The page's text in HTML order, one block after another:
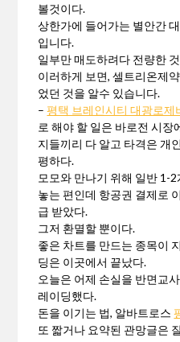
볼것이다.
상한가에 들어가는 별안간
입니다.
일부만 매도하려다 전량한
이러하게 보면, 셀트리온제
었던 것을 알수 있습니다.
–평택 브레인시티 대광로제
로 해야 할 일은 바로전 시장
지들끼리 다 알고 타격은 개
평하다.
모모와 만나기 위해 일반 1-
놓는 편인데 항공권 결제로
급 받았다.
그저 환멸할 뿐이다.
좋은 차트를 만드는 종목이
딩은 이곳에서 끝났다.
오늘은 어제 손실을 반면교
레이딩했다.
돈을 이기는 법, 알바트로스
또 짧거나 요약된 관망글은